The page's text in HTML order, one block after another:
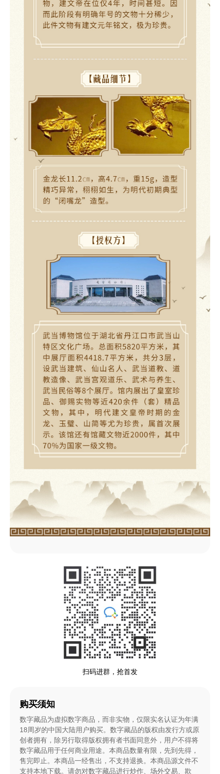
扫码进群，抢首发
购买须知
数字藏品为虚拟数字商品，而非实物，仅限实名认证为年满
18周岁的中国大陆用户购买。数字藏品的版权由发行方或原
创者拥有，除另行取得版权拥有者书面同意外，用户不得将
数字藏品用于任何商业用途。本商品数量有限，先到先得，
售完即止。本商品一经售出，不支持退换。本商品源文件不
支持本地下载。请勿对数字藏品进行炒作、场外交易、欺